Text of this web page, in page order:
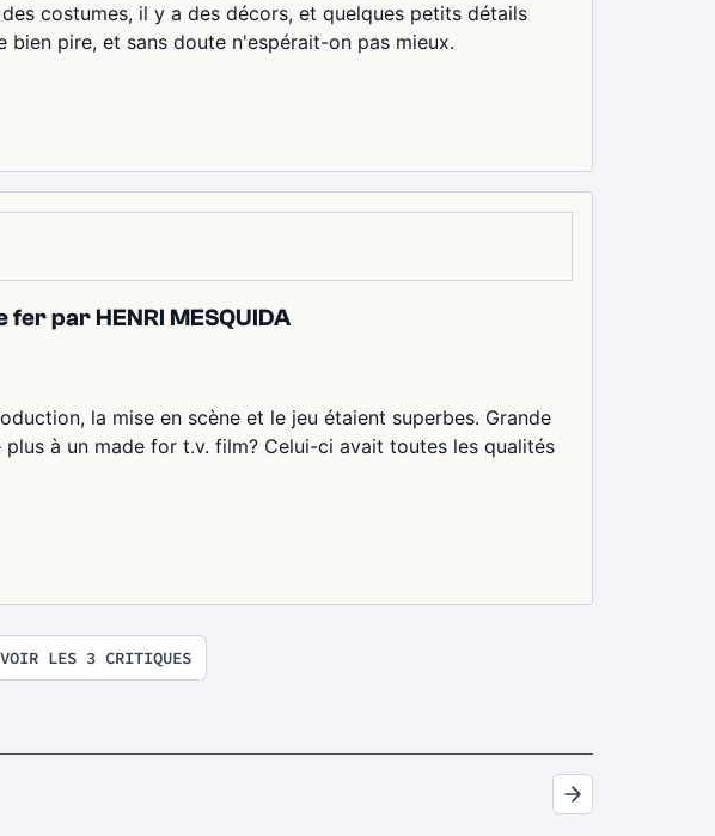
costumes, il y a des décors, et quelques petits détails
pire, et sans doute n'espérait-on pas mieux.
par HENRI MESQUIDA
la mise en scène et le jeu étaient superbes. Grande
à un made for t.v. film? Celui-ci avait toutes les qualités
VOIR LES 3 CRITIQUES